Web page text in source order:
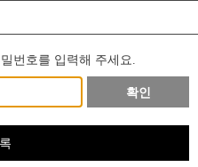
번호를 입력해 주세요.
확인